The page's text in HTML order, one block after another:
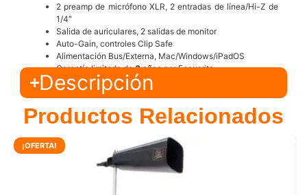
2 preamp de micrófono XLR, 2 entradas de línea/Hi-Z de
1/4″
Salida de auriculares, 2 salidas de monitor
Auto-Gain, controles Clip Safe
Alimentación Bus/Externa, Mac/Windows/iPadOS
Garantía limitada de3 añospor Focusrite
Descripción
Productos Relacionados
¡OFERTA!